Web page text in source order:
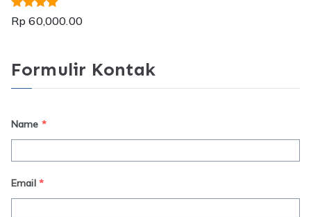
Dinilai5.00
Rp 60,000.00
Formulir Kontak
Name *
Email *